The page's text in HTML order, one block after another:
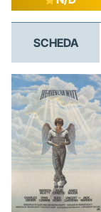
SCHEDA